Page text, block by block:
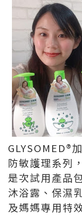
GLYSOMED®
防敏護理系列，
是次試用產品
沐浴露、保濕
及媽媽專用特